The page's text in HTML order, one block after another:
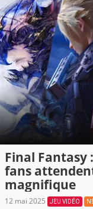
Final Fantasy
fans
magnifique
12 mai 2025 JEU VIDÉO